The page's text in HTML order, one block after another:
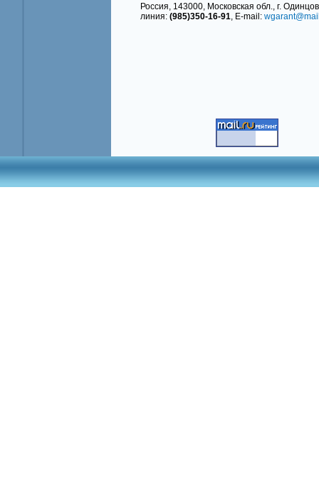
Россия, 143000, Московская обл., г.
линия: (985)350-16-91, E-mail: